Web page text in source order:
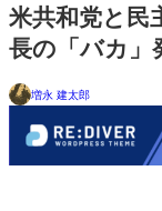
米共和党と民
長の「バカ」
増永 建太郎